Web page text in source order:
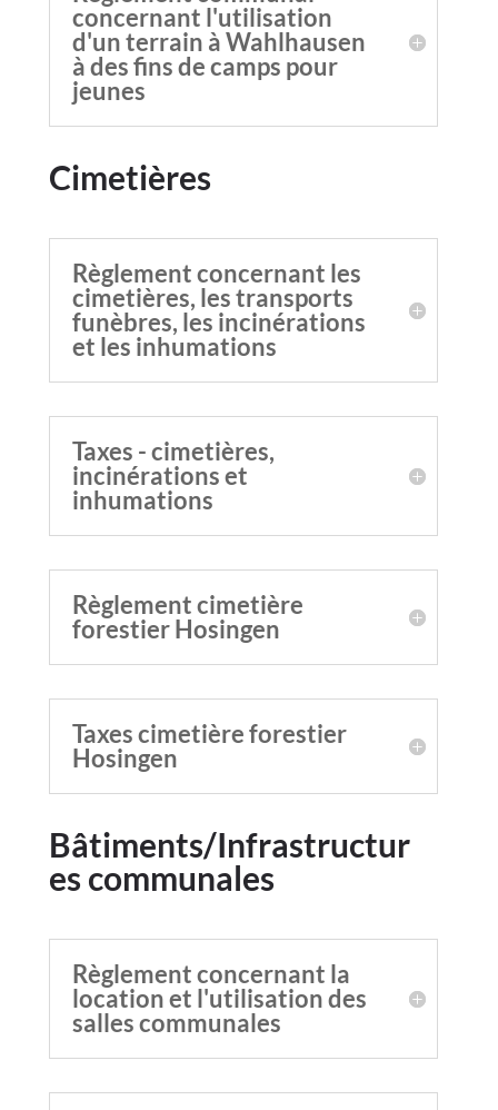
concernant l'utilisation
d'un terrain à Wahlhausen
à des fins de camps pour
jeunes
Cimetières
Règlement concernant les
cimetières, les transports
funèbres, les incinérations
et les inhumations
Taxes - cimetières,
incinérations et
inhumations
Règlement cimetière
forestier Hosingen
Taxes cimetière forestier
Hosingen
Bâtiments/Infrastructur
es communales
Règlement concernant la
location et l'utilisation des
salles communales